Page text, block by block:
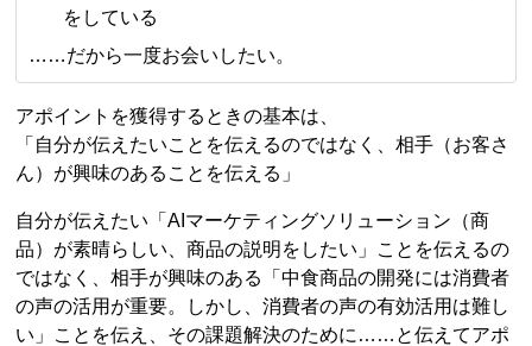
をしている
……だから一度お会いしたい。
アポイントを獲得するときの基本は、
「自分が伝えたいことを伝えるのではなく、相手（お客さ
ん）が興味のあることを伝える」
自分が伝えたい「AIマーケティングソリューション（商
品）が素晴らしい、商品の説明をしたい」ことを伝えるの
ではなく、相手が興味のある「中食商品の開発には消費者
の声の活用が重要。しかし、消費者の声の有効活用は難し
い」ことを伝え、その課題解決のために……と伝えてアポ